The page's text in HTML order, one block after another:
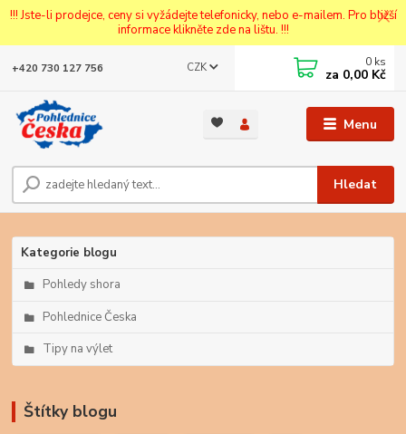
!!! Jste-li prodejce, ceny si vyžádejte telefonicky, nebo e-mailem. Pro bližší
informace klikněte zde na lištu. !!!
Menu
CZK
Hledat
+420 730 127 756 0 ks
za 0,00 Kč
Kategorie blogu
Pohledy shora
Pohlednice Česka
Tipy na výlet
Štítky blogu